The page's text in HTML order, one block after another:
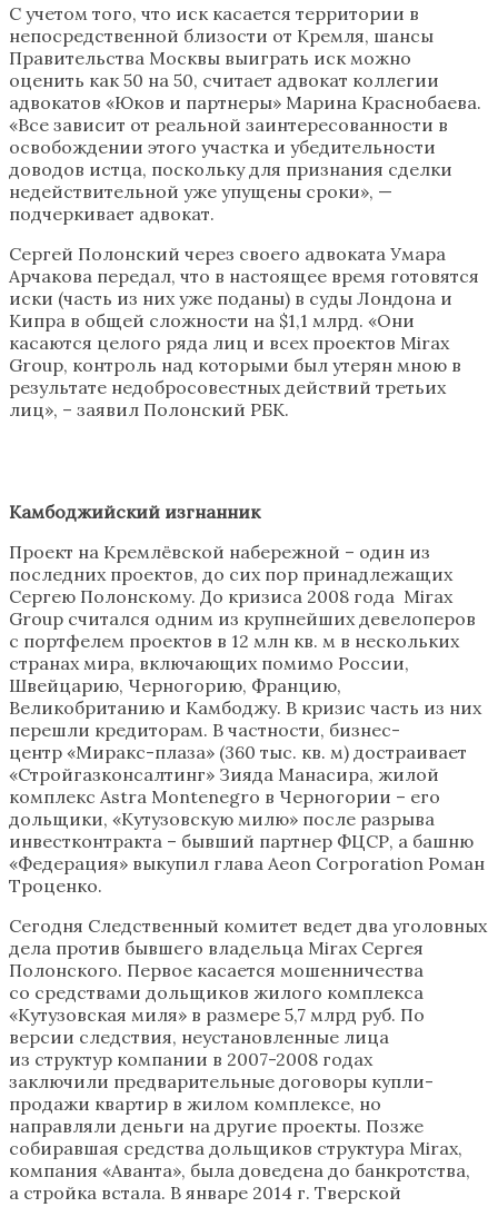
С учетом того, что иск касается территории в
непосредственной близости от Кремля, шансы
Правительства Москвы выиграть иск можно
оценить как 50 на 50, считает адвокат коллегии
адвокатов «Юков и партнеры» Марина Краснобаева.
«Все зависит от реальной заинтересованности в
освобождении этого участка и убедительности
доводов истца, поскольку для признания сделки
недействительной уже упущены сроки», —
подчеркивает адвокат.
Сергей Полонский через своего адвоката Умара
Арчакова передал, что в настоящее время готовятся
иски (часть из них уже поданы) в суды Лондона и
Кипра в общей сложности на $1,1 млрд. «Они
касаются целого ряда лиц и всех проектов Mirax
Group, контроль над которыми был утерян мною в
результате недобросовестных действий третьих
лиц», – заявил Полонский РБК.
Камбоджийский изгнанник
Проект на Кремлёвской набережной – один из
последних проектов, до сих пор принадлежащих
Сергею Полонскому. До кризиса 2008 года Mirax
Group считался одним из крупнейших девелоперов
с портфелем проектов в 12 млн кв. м в нескольких
странах мира, включающих помимо России,
Швейцарию, Черногорию, Францию,
Великобританию и Камбоджу. В кризис часть из них
перешли кредиторам. В частности, бизнес-
центр «Миракс-плаза» (360 тыс. кв. м) достраивает
«Стройгазконсалтинг» Зияда Манасира, жилой
комплекс Astra Montenegro в Черногории – его
дольщики, «Кутузовскую милю» после разрыва
инвестконтракта – бывший партнер ФЦСР, а башню
«Федерация» выкупил глава Aeon Corporation Роман
Троценко.
Сегодня Следственный комитет ведет два уголовных
дела против бывшего владельца Mirax Сергея
Полонского. Первое касается мошенничества
со средствами дольщиков жилого комплекса
«Кутузовская миля» в размере 5,7 млрд руб. По
версии следствия, неустановленные лица
из структур компании в 2007-2008 годах
заключили предварительные договоры купли-
продажи квартир в жилом комплексе, но
направляли деньги на другие проекты. Позже
собиравшая средства дольщиков структура Mirax,
компания «Аванта», была доведена до банкротства,
а стройка встала. В январе 2014 г. Тверской